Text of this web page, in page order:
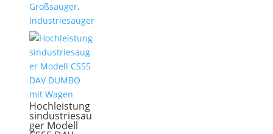
Großsauger,
Industriesauger
Hochleistung
sindustriesau
ger Modell